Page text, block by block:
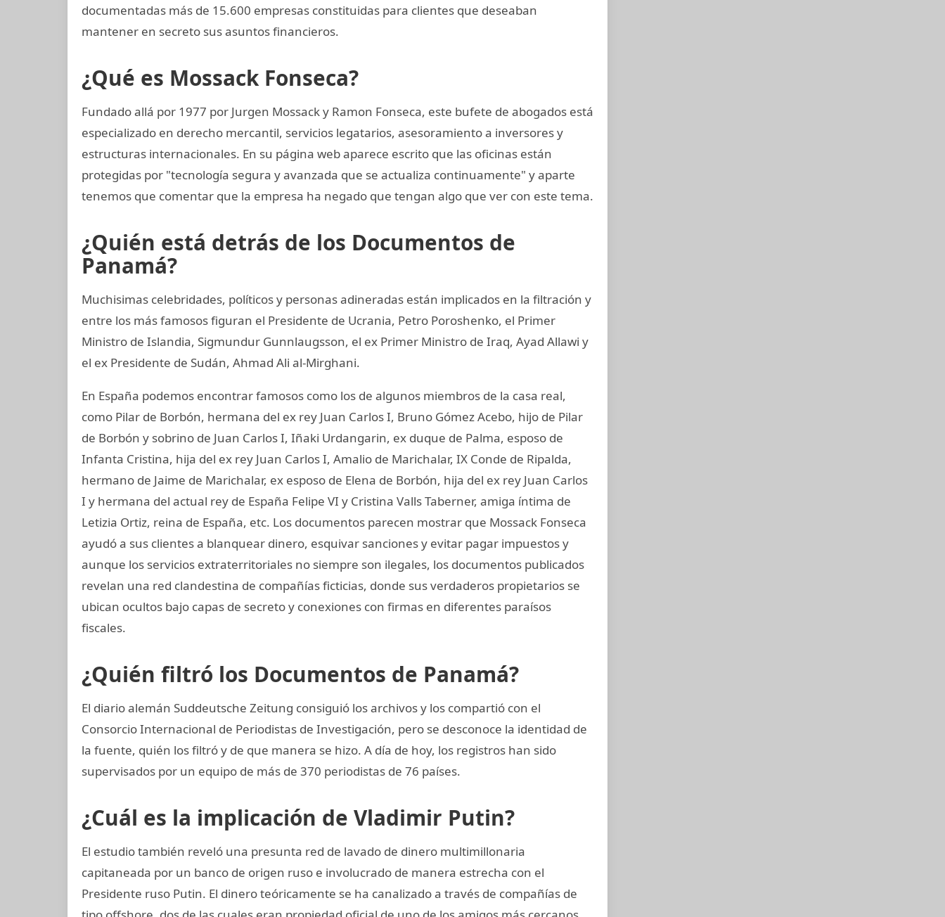
documentadas más de 15.600 empresas constituidas para clientes que deseaban
mantener en secreto sus asuntos financieros.
¿Qué es Mossack Fonseca?
Fundado allá por 1977 por Jurgen Mossack y Ramon Fonseca, este bufete de abogados está
especializado en derecho mercantil, servicios legatarios, asesoramiento a inversores y
estructuras internacionales. En su página web aparece escrito que las oficinas están
protegidas por "tecnología segura y avanzada que se actualiza continuamente" y aparte
tenemos que comentar que la empresa ha negado que tengan algo que ver con este tema.
¿Quién está detrás de los Documentos de
Panamá?
Muchisimas celebridades, políticos y personas adineradas están implicados en la filtración y
entre los más famosos figuran el Presidente de Ucrania, Petro Poroshenko, el Primer
Ministro de Islandia, Sigmundur Gunnlaugsson, el ex Primer Ministro de Iraq, Ayad Allawi y
el ex Presidente de Sudán, Ahmad Ali al-Mirghani.
En España podemos encontrar famosos como los de algunos miembros de la casa real,
como Pilar de Borbón, hermana del ex rey Juan Carlos I, Bruno Gómez Acebo, hijo de Pilar
de Borbón y sobrino de Juan Carlos I, Iñaki Urdangarin, ex duque de Palma, esposo de
Infanta Cristina, hija del ex rey Juan Carlos I, Amalio de Marichalar, IX Conde de Ripalda,
hermano de Jaime de Marichalar, ex esposo de Elena de Borbón, hija del ex rey Juan Carlos
I y hermana del actual rey de España Felipe VI y Cristina Valls Taberner, amiga íntima de
Letizia Ortiz, reina de España, etc. Los documentos parecen mostrar que Mossack Fonseca
ayudó a sus clientes a blanquear dinero, esquivar sanciones y evitar pagar impuestos y
aunque los servicios extraterritoriales no siempre son ilegales, los documentos publicados
revelan una red clandestina de compañías ficticias, donde sus verdaderos propietarios se
ubican ocultos bajo capas de secreto y conexiones con firmas en diferentes paraísos
fiscales.
¿Quién filtró los Documentos de Panamá?
El diario alemán Suddeutsche Zeitung consiguió los archivos y los compartió con el
Consorcio Internacional de Periodistas de Investigación, pero se desconoce la identidad de
la fuente, quién los filtró y de que manera se hizo. A día de hoy, los registros han sido
supervisados por un equipo de más de 370 periodistas de 76 países.
¿Cuál es la implicación de Vladimir Putin?
El estudio también reveló una presunta red de lavado de dinero multimillonaria
capitaneada por un banco de origen ruso e involucrado de manera estrecha con el
Presidente ruso Putin. El dinero teóricamente se ha canalizado a través de compañías de